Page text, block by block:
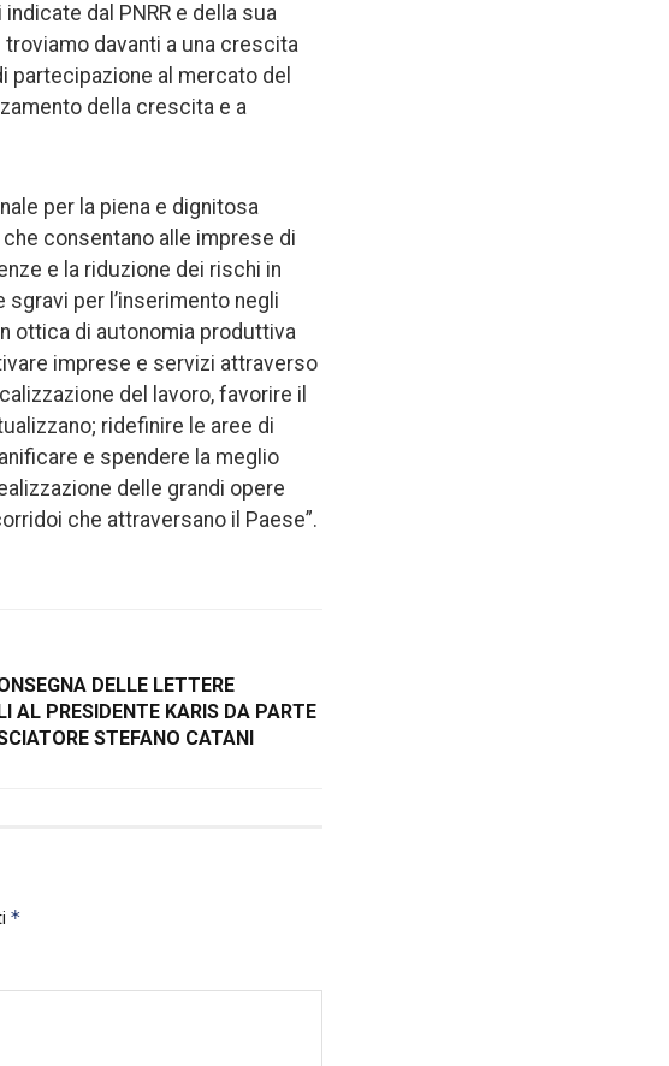
dal PNRR e della sua
davanti a una crescita
partecipazione al mercato del
della crescita e a
per la piena e dignitosa
consentano alle imprese di
e la riduzione dei rischi in
per l’inserimento negli
ottica di autonomia produttiva
imprese e servizi attraverso
del lavoro, favorire il
ridefinire le aree di
e spendere la meglio
delle grandi opere
che attraversano il Paese”.
DELLE LETTERE
AL PRESIDENTE KARIS DA PARTE
STEFANO CATANI
*